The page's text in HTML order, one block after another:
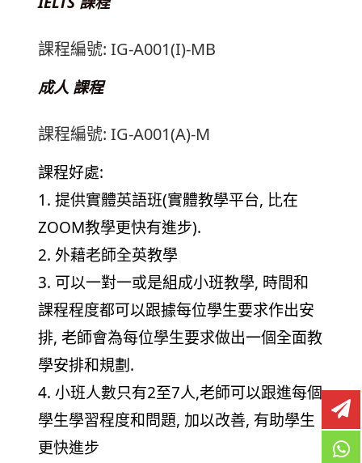
課程編號: IG-A001(I)-MB
成人 課程
課程編號: IG-A001(A)-M
課程好處:
1. 提供實體英語班(實體教學平台, 比在
ZOOM教學更快有進步).
2. 外藉老師全英教學
3. 可以一對一或是組成小班教學, 時間和
課程程度都可以跟據每位學生要求作出安
排, 老師會為每位學生要求做出一個全面教
學安排和規劃.
4. 小班人數只有2至7人,老師可以跟進每個
學生學習程度和問題, 加以改善, 有助學生
更快進步